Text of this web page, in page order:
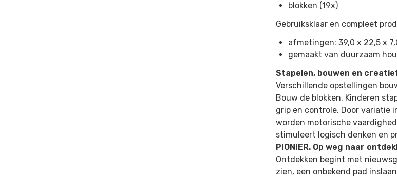
blokken (19x)
Gebruiksklaar en compleet
afmetingen: 39,0 x 22,5 x
gemaakt van duurzaam
Stapelen, bouwen en
Verschillende opstellingen
Bouw de blokken. Kinderen
grip en controle. Door
worden motorische
stimuleert logisch denken en
PIONIER. Op weg naar
Ontdekken begint met
zien, een onbekend pad